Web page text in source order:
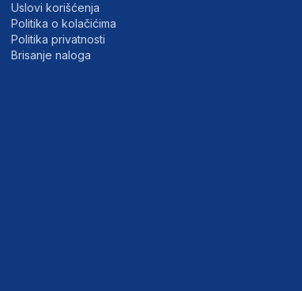
Uslovi korišćenja
Politika o kolačićima
Politika privatnosti
Brisanje naloga